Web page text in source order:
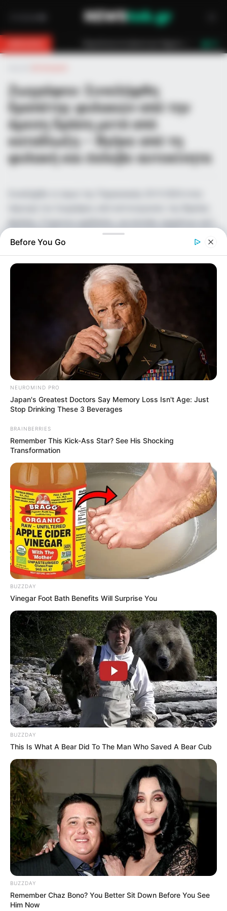
Ζωγράφου: Συνελήφθη
δραπέτης φυλακών από την
άμεση δράση μετά από
καταδίωξη – Βγήκε από τη
φυλακή και έκλεβε αυτοκίνητα
Δράσης, 31χρονος ημεδαπός, για κλοπές οχημάτων κατ’
εξακολούθηση και απόδραση κρατουμένου. Στο πλαίσιο
χώρους στάθμευσης στην περιοχή των Εξαρχείων,
NT
Συντακτική Ομάδα
Δημοσίευση
21/09/2024, 16:24 · 4:24 ΜΜ
Τελευταία ενημέρωση
21/09/2024, 16:24 · 4:24 ΜΜ
Αστυνομικά
Κοινοποίησε άρθρο
Ανακαλύψτε περισσότερα άρθρα στα αποτελέσματα
αναζήτησης.
Συνελήφθη το πρωί της Παρασκευής 20-9-2024
στην περιοχή του
της Άμεσης Δράσης, 31χρονος ημεδαπός, για
Before You Go
NEUROMIND PRO
Japan's Greatest Doctors Say Memory Loss Isn't Age: Just
Stop Drinking These 3 Beverages
BRAINBERRIES
Remember This Kick-Ass Star? See His Shocking
Transformation
BUZZDAY
Vinegar Foot Bath Benefits Will Surprise You
BUZZDAY
This Is What A Bear Did To The Man Who Saved A Bear Cub
BUZZDAY
Remember Chaz Bono? You Better Sit Down Before You See
Him Now